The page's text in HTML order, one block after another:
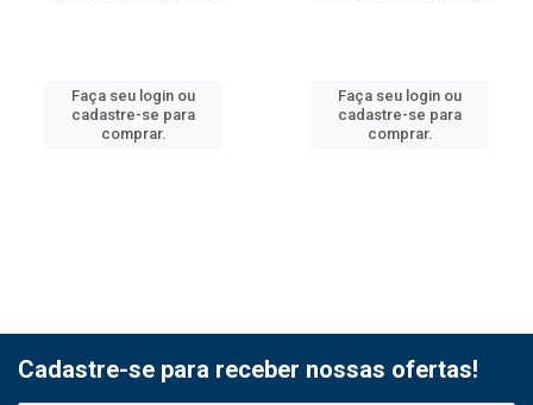
Faça seu login ou
cadastre-se para
comprar.
Faça seu login ou
cadastre-se para
comprar.
Cadastre-se para receber nossas ofertas!